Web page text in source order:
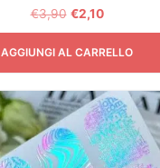
€3,90 €2,10
AGGIUNGI AL CARRELLO